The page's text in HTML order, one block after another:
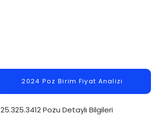
2024 Poz Birim Fiyat Analizi
25.325.3412 Pozu Detaylı Bilgileri